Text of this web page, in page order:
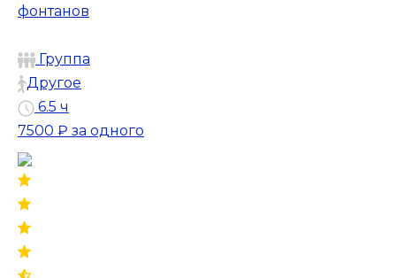
фонтанов
Группа
Другое
6.5 ч
7500 ₽ за одного